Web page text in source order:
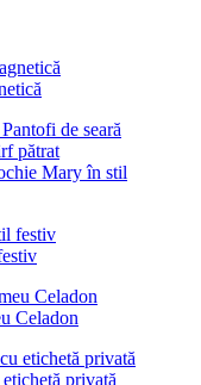
Mary în stil
Celadon
privată